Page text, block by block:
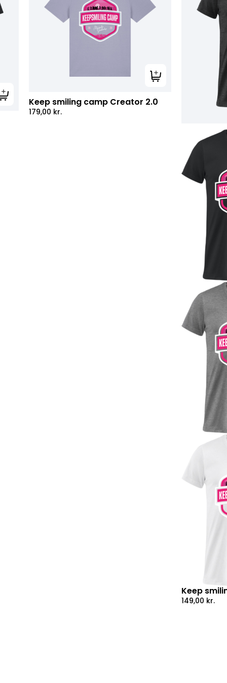
Tilføj til kurv
Tilføj til kurv
Keep smiling camp Creator 2.0
179,00 kr.
Keep
149,00 kr.